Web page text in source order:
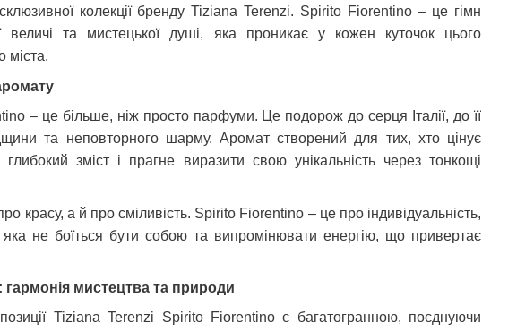
колекції бренду Tiziana Terenzi. Spirito Fiorentino – це гімн
величі та мистецької душі, яка проникає у кожен куточок цього
міста.
– це більше, ніж просто парфуми. Це подорож до серця Італії, до її
та неповторного шарму. Аромат створений для тих, хто цінує
глибокий зміст і прагне виразити свою унікальність через тонкощі
красу, а й про сміливість. Spirito Fiorentino – це про індивідуальність,
не боїться бути собою та випромінювати енергію, що привертає
гармонія мистецтва та природи
Tiziana Terenzi Spirito Fiorentino є багатогранною, поєднуючи